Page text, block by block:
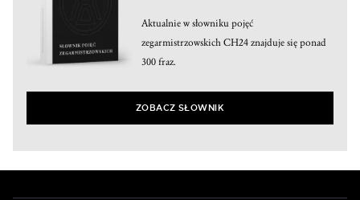
Aktualnie w słowniku pojęć
zegarmistrzowskich CH24 znajduje się ponad
300 fraz.
ZOBACZ SŁOWNIK